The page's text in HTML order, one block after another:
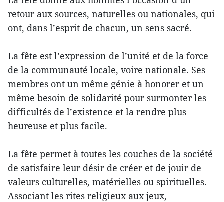
retour aux sources, naturelles ou nationales, qui
ont, dans l’esprit de chacun, un sens sacré.
La fête est l’expression de l’unité et de la force
de la communauté locale, voire nationale. Ses
membres ont un même génie à honorer et un
même besoin de solidarité pour surmonter les
difficultés de l’existence et la rendre plus
heureuse et plus facile.
La fête permet à toutes les couches de la société
de satisfaire leur désir de créer et de jouir de
valeurs culturelles, matérielles ou spirituelles.
Associant les rites religieux aux jeux,